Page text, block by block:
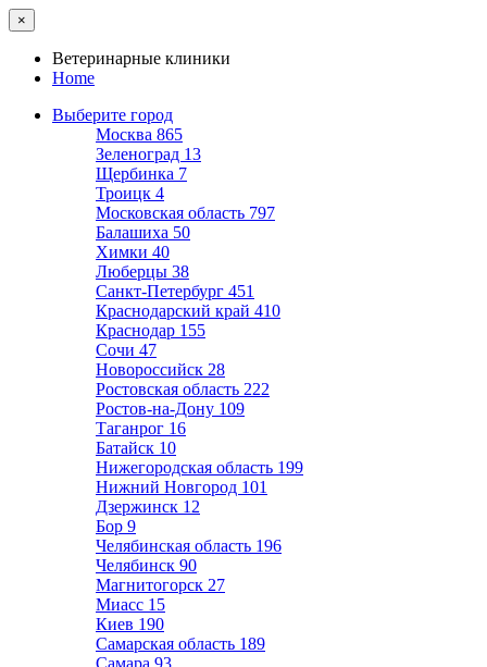
×
Ветеринарные клиники
Home
Выберите город
Москва 865
Зеленоград 13
Щербинка 7
Троицк 4
Московская область 797
Балашиха 50
Химки 40
Люберцы 38
Санкт-Петербург 451
Краснодарский край 410
Краснодар 155
Сочи 47
Новороссийск 28
Ростовская область 222
Ростов-на-Дону 109
Таганрог 16
Батайск 10
Нижегородская область 199
Нижний Новгород 101
Дзержинск 12
Бор 9
Челябинская область 196
Челябинск 90
Магнитогорск 27
Миасс 15
Киев 190
Самарская область 189
Самара 93